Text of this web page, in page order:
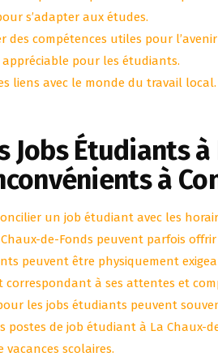
s’adapter aux études.
des compétences utiles pour
pour les étudiants.
liens avec le monde du travail local.
Jobs Étudiants
à
un job étudiant avec les
de-Fonds peuvent parfois
peuvent être physiquement
à ses attentes et
les jobs étudiants peuvent
postes de job étudiant à La Chaux-
scolaires.